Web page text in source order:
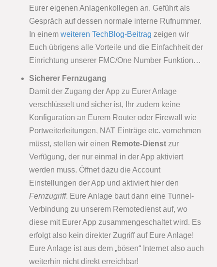
Eurer eigenen Anlagenkollegen an. Geführt als
Gespräch auf dessen normale interne Rufnummer.
In einem weiteren TechBlog-Beitrag zeigen wir
Euch übrigens alle Vorteile und die Einfachheit der
Einrichtung unserer FMC/One Number Funktion…
Sicherer Fernzugang
Damit der Zugang der App zu Eurer Anlage
verschlüsselt und sicher ist, Ihr zudem keine
Konfiguration an Eurem Router oder Firewall wie
Portweiterleitungen, NAT Einträge etc. vornehmen
müsst, stellen wir einen Remote-Dienst zur
Verfügung, der nur einmal in der App aktiviert
werden muss. Öffnet dazu die Account
Einstellungen der App und aktiviert hier den
Fernzugriff. Eure Anlage baut dann eine Tunnel-
Verbindung zu unserem Remotedienst auf, wo
diese mit Eurer App zusammengeschaltet wird. Es
erfolgt also kein direkter Zugriff auf Eure Anlage!
Eure Anlage ist aus dem „bösen“ Internet also auch
weiterhin nicht direkt erreichbar!